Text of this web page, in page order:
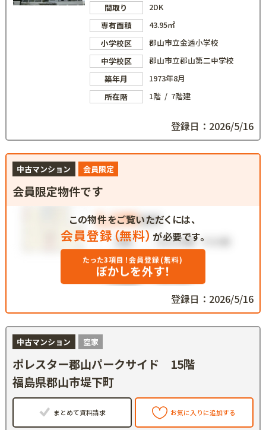
間取り
2DK
専有面積
43.95㎡
小学校区
郡山市立金透小学校
中学校区
郡山市立郡山第二中学校
築年月
1973年8月
所在階
1階 / 7階建
登録日：2026/5/16
中古マンション 会員限定
会員限定物件です
この物件をご覧いただくには、
会員登録（無料） が必要です。
たった3項目！会員登録(無料)
ぼかしを外す！
登録日：2026/5/16
中古マンション 空家
ポレスター郡山パークサイド 15階
福島県郡山市堤下町
まとめて資料請求 お気に入りに追加する